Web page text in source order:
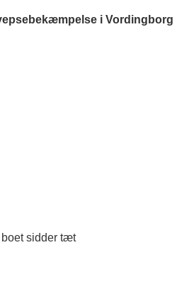
i Vordingborg
sidder tæt